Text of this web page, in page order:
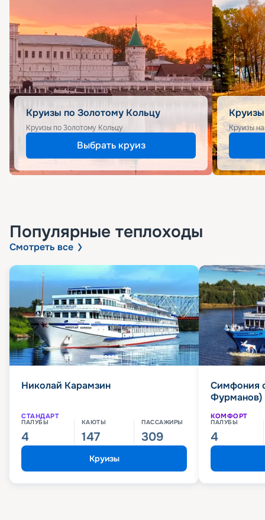
Круизы по Золотому Кольцу
Круизы по Золотому Кольцу
Выбрать круиз
Круизы
Популярные теплоходы
Смотреть все
Николай Карамзин
СТАНДАРТ
ПАЛУБЫ
4
КАЮТЫ
147
ПАССАЖИРЫ
309
Круизы
Симфония
Фурманов)
КОМФОРТ
ПАЛУБЫ
4